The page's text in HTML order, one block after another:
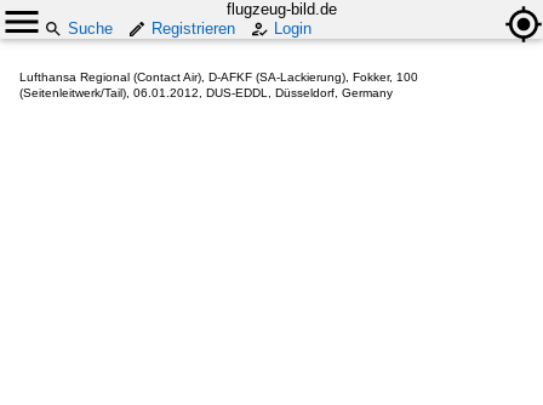
flugzeug-bild.de
Suche
Registrieren Login
Lufthansa Regional (Contact Air), D-AFKF (SA-Lackierung), Fokker, 100
(Seitenleitwerk/Tail), 06.01.2012, DUS-EDDL, Düsseldorf, Germany